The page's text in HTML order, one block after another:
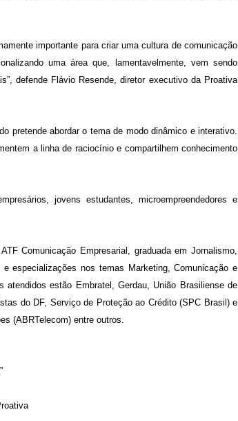
importante para criar uma cultura de comunicação
uma área que, lamentavelmente, vem sendo
defende Flávio Resende, diretor executivo da Proativa
pretende abordar o tema de modo dinâmico e interativo.
a linha de raciocínio e compartilhem conhecimento
jovens estudantes, microempreendedores e
Comunicação Empresarial, graduada em Jornalismo,
especializações nos temas Marketing, Comunicação e
estão Embratel, Gerdau, União Brasiliense de
do DF, Serviço de Proteção ao Crédito (SPC Brasil) e
(ABRTelecom) entre outros.